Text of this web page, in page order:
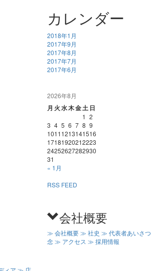
カレンダー
2018年1月
2017年9月
2017年8月
2017年7月
2017年6月
2026年8月
月 火水木金土 日
« 1月
1 2
3 4 5 6 7 8 9
10111213141516
17181920212223
24252627282930
31
RSS FEED
会社概要
≫ 会社概要 ≫ 社史 ≫ 代表者あいさつ
念 ≫ アクセス ≫ 採用情報